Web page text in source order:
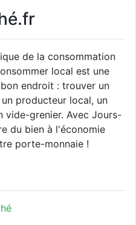
de la consommation
local est une
endroit : trouver un
producteur local, un
vide-grenier. Avec Jours-
du bien à l'économie
porte-monnaie !